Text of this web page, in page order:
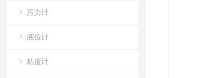
压力计
液位计
粘度计